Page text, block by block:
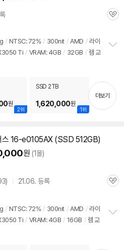
관
/ NTSC: 72% / 300nit / AMD / 라이
Ti / VRAM: 4GB / 32GB / 램 교
기
2위
원
1위
SSD 2TB
1,620,000원
더보기
스 16-e0105AX(SSD 512GB)
원 (1몰)
뷰
21.06. 등록
관
/ NTSC: 72% / 300nit / AMD / 라이
Ti / VRAM: 4GB / 16GB / 램 교